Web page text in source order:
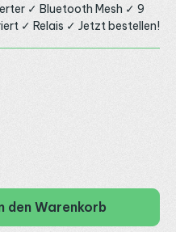
✓ Bluetooth Mesh ✓ 9
✓ Relais ✓ Jetzt bestellen!
Wert
den Warenkorb